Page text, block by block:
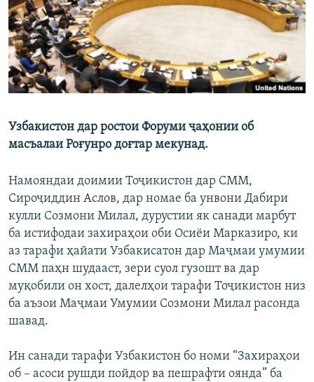
ГУЗОРИШҲОИ РАДИОӢ
Русский
ПАЙГИРӢ КУНЕД
Узбакистон дар ростои Форуми ҷаҳонии об
масъалаи Роғунро доғтар мекунад.
Намояндаи доимии Тоҷикистон дар СММ,
Сироҷиддин Аслов, дар номае ба унвони Дабири
кулли Созмони Милал, дурустии як санади марбут
ба истифодаи захираҳои оби Осиёи Марказиро, ки
аз тарафи ҳайати Узбакисатон дар Маҷмаи умумии
СММ паҳн шудааст, зери суол гузошт ва дар
муқобили он хост, далелҳои тарафи Тоҷикистон низ
ба аъзои Маҷмаи Умумии Созмони Милал расонда
шавад.
Ин санади тарафи Узбакистон бо номи “Захираҳои
об – асоси рушди пойдор ва пешрафти оянда” ба